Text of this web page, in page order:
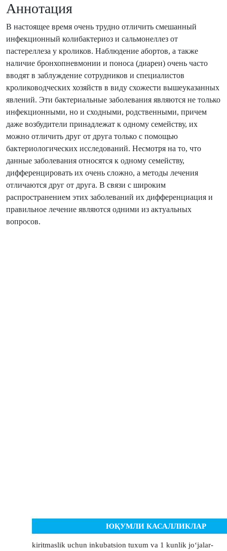
Аннотация
В настоящее время очень трудно отличить смешанный
инфекционный колибактериоз и сальмонеллез от
пастереллеза у кроликов. Наблюдение абортов, а также
наличие бронхопневмонии и поноса (диареи) очень часто
вводят в заблуждение сотрудников и специалистов
кролиководческих хозяйств в виду схожести вышеуказанных
явлений. Эти бактериальные заболевания являются не только
инфекционными, но и сходными, родственными, причем
даже возбудители принадлежат к одному семейству, их
можно отличить друг от друга только с помощью
бактериологических исследований. Несмотря на то, что
данные заболевания относятся к одному семейству,
дифференцировать их очень сложно, а методы лечения
отличаются друг от друга. В связи с широким
распространением этих заболеваний их дифференциация и
правильное лечение являются одними из актуальных
вопросов.
ЮҚУМЛИ КАСАЛЛИКЛАР
kiritmaslik uchun inkubatsion tuxum va 1 kunlik jo‘jalar-